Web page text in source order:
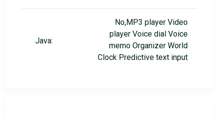
Java:
No,MP3 player Video
player Voice dial Voice
memo Organizer World
Clock Predictive text input